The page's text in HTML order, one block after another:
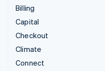
Billing
Capital
Checkout
Climate
Connect